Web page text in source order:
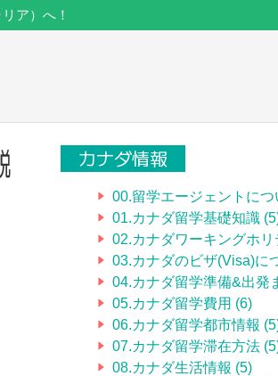
ア）へ！
カナダ情報
00.留学エージェントにつ
01.カナダ留学基礎知識
02.カナダワーキングホ
03.カナダのビザ(Visa)に
04.カナダ留学準備&出発
05.カナダ留学費用 (6)
06.カナダ留学都市情報
07.カナダ留学滞在方法
08.カナダ生活情報 (5)